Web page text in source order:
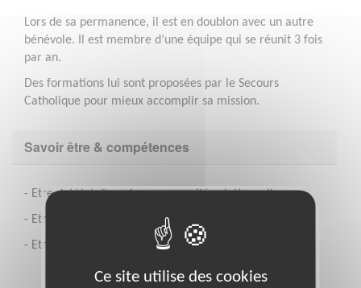
Lors de sa permanence, il est en doublon avec un autre
bénévole. Il est membre d’une équipe qui se réunit 3 fois
par an.
Des formations lui sont proposées par le Secours
Catholique pour mieux accomplir sa mission.
Savoir être & compétences
- Etre doté(e) d'une bonne capacité relationnelle.
- Etre bienveillant.
- Etre à l'écoute.
Ce site utilise des cookies